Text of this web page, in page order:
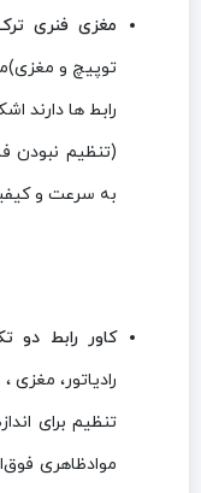
مغزی فنری
توپیچ و
رابط ها دارند
(تنظیم نبودن
به سرعت و
کاور رابط دو
رادیاتور،
تنظیم برای
موادظاهری